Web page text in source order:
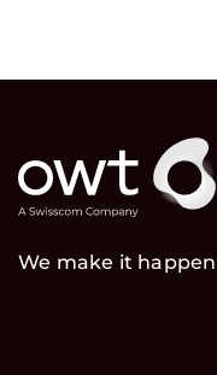
We make it happen